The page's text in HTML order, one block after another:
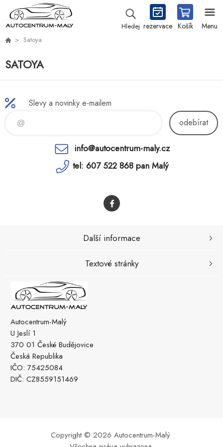
Hledej rezervace Košík Menu
Satoya
SATOYA
Slevy a novinky e-mailem
odebírat
info@autocentrum-maly.cz
tel: 607 522 868 pan Malý
Autocentrum-Malý
U Jeslí 1
370 01 České Budějovice
Česká Republika
IČO: 75425084
DIČ: CZ8559151469
Další informace
Textové stránky
Copyright © 2026 Autocentrum-Malý